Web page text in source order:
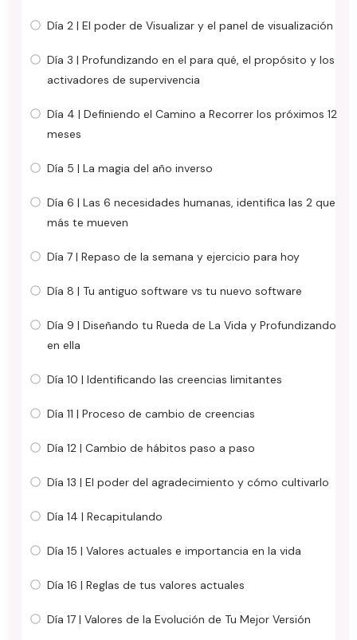
Día 2 | El poder de Visualizar y el panel de visualización
Día 3 | Profundizando en el para qué, el propósito y los
activadores de supervivencia
Día 4 | Definiendo el Camino a Recorrer los próximos 12
meses
Día 5 | La magia del año inverso
Día 6 | Las 6 necesidades humanas, identifica las 2 que
más te mueven
Día 7 | Repaso de la semana y ejercicio para hoy
Día 8 | Tu antiguo software vs tu nuevo software
Día 9 | Diseñando tu Rueda de La Vida y Profundizando
en ella
Día 10 | Identificando las creencias limitantes
Día 11 | Proceso de cambio de creencias
Día 12 | Cambio de hábitos paso a paso
Día 13 | El poder del agradecimiento y cómo cultivarlo
Día 14 | Recapitulando
Día 15 | Valores actuales e importancia en la vida
Día 16 | Reglas de tus valores actuales
Día 17 | Valores de la Evolución de Tu Mejor Versión